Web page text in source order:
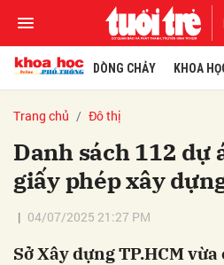
DÒNG CHẢY KHOA
Trang chủ Đô thị
Danh sách 112 dự
giấy phép xây
04/07/2025 21:27 PM
Sở Xây dựng TP.HCM